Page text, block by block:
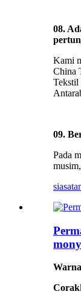
08.
Kami
China
Tekstil
09.
Pada
Warna
Corak